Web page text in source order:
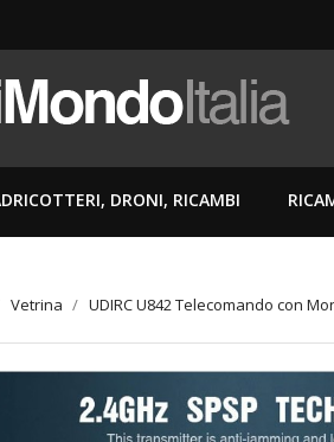
DRONI, RICAMBI
Vetrina UDIRC U842 Telecomando con